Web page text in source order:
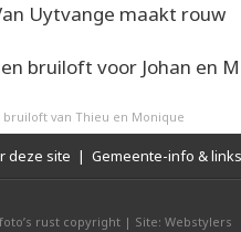
Uytvange maakt rouw
bruiloft voor Johan en
bruiloft van Thieu en Monique
deze site | Gemeente-info & links
rust copyright | Site: Webstylers